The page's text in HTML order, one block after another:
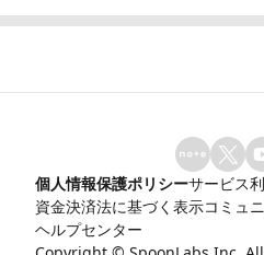
個人情報保護ポリシーサービス
資金決済法に基づく表示コミュ
ヘルプセンター